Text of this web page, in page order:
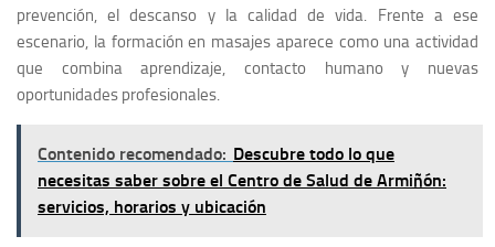
prevención, el descanso y la calidad de vida. Frente a ese
escenario, la formación en masajes aparece como una actividad
que combina aprendizaje, contacto humano y nuevas
oportunidades profesionales.
Contenido recomendado: Descubre todo lo que
necesitas saber sobre el Centro de Salud de Armiñón:
servicios, horarios y ubicación